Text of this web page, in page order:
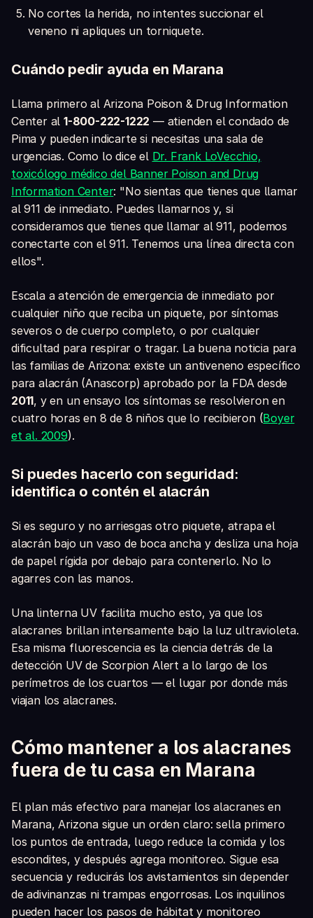
No cortes la herida, no intentes succionar el
veneno ni apliques un torniquete.
Cuándo pedir ayuda en Marana
Llama primero al Arizona Poison & Drug Information
Center al1-800-222-1222 — atienden el condado de
Pima y pueden indicarte si necesitas una sala de
urgencias. Como lo dice el Dr. Frank LoVecchio,
toxicólogo médico del Banner Poison and Drug
Information Center: "No sientas que tienes que llamar
al 911 de inmediato. Puedes llamarnos y, si
consideramos que tienes que llamar al 911, podemos
conectarte con el 911. Tenemos una línea directa con
ellos".
Escala a atención de emergencia de inmediato por
cualquier niño que reciba un piquete, por síntomas
severos o de cuerpo completo, o por cualquier
dificultad para respirar o tragar. La buena noticia para
las familias de Arizona: existe un antiveneno específico
para alacrán (Anascorp) aprobado por la FDA desde
2011, y en un ensayo los síntomas se resolvieron en
cuatro horas en 8 de 8 niños que lo recibieron (Boyer
et al. 2009).
Si puedes hacerlo con seguridad:
identifica o contén el alacrán
Si es seguro y no arriesgas otro piquete, atrapa el
alacrán bajo un vaso de boca ancha y desliza una hoja
de papel rígida por debajo para contenerlo. No lo
agarres con las manos.
Una linterna UV facilita mucho esto, ya que los
alacranes brillan intensamente bajo la luz ultravioleta.
Esa misma fluorescencia es la ciencia detrás de la
detección UV de Scorpion Alert a lo largo de los
perímetros de los cuartos — el lugar por donde más
viajan los alacranes.
Cómo mantener a los alacranes
fuera de tu casa en Marana
El plan más efectivo para manejar los alacranes en
Marana, Arizona sigue un orden claro: sella primero
los puntos de entrada, luego reduce la comida y los
escondites, y después agrega monitoreo. Sigue esa
secuencia y reducirás los avistamientos sin depender
de adivinanzas ni trampas engorrosas. Los inquilinos
pueden hacer los pasos de hábitat y monitoreo